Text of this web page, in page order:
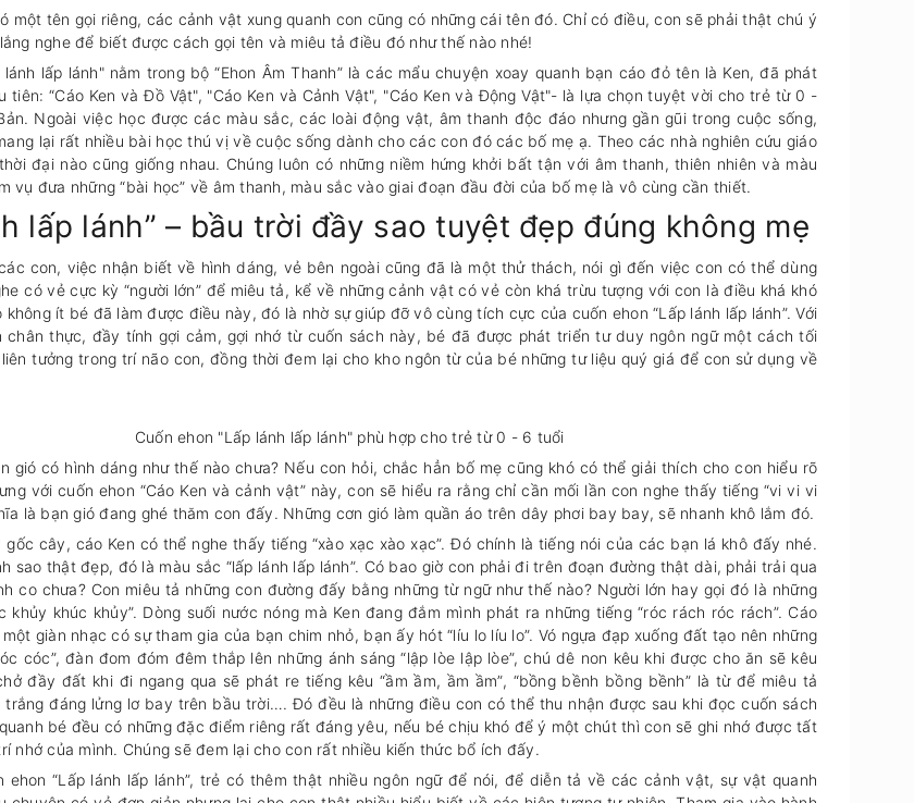
một tên gọi riêng, các cảnh vật xung quanh con cũng có những cái tên đó. Chỉ có điều, con sẽ phải thật chú ý
nghe để biết được cách gọi tên và miêu tả điều đó như thế nào nhé!
lánh lấp lánh" nằm trong bộ “Ehon Âm Thanh” là các mẩu chuyện xoay quanh bạn cáo đỏ tên là Ken, đã phát
tiên: “Cáo Ken và Đồ Vật", "Cáo Ken và Cảnh Vật", "Cáo Ken và Động Vật"- là lựa chọn tuyệt vời cho trẻ từ 0 -
Ngoài việc học được các màu sắc, các loài động vật, âm thanh độc đáo nhưng gần gũi trong cuộc sống,
lại rất nhiều bài học thú vị về cuộc sống dành cho các con đó các bố mẹ ạ. Theo các nhà nghiên cứu giáo
đại nào cũng giống nhau. Chúng luôn có những niềm hứng khởi bất tận với âm thanh, thiên nhiên và màu
vụ đưa những “bài học” về âm thanh, màu sắc vào giai đoạn đầu đời của bố mẹ là vô cùng cần thiết.
lấp lánh” – bầu trời đầy sao tuyệt đẹp đúng không mẹ
con, việc nhận biết về hình dáng, vẻ bên ngoài cũng đã là một thử thách, nói gì đến việc con có thể dùng
có vẻ cực kỳ “người lớn” để miêu tả, kể về những cảnh vật có vẻ còn khá trừu tượng với con là điều khá khó
không ít bé đã làm được điều này, đó là nhờ sự giúp đỡ vô cùng tích cực của cuốn ehon “Lấp lánh lấp lánh”. Với
chân thực, đầy tính gợi cảm, gợi nhớ từ cuốn sách này, bé đã được phát triển tư duy ngôn ngữ một cách tối
tưởng trong trí não con, đồng thời đem lại cho kho ngôn từ của bé những tư liệu quý giá để con sử dụng về
Cuốn ehon "Lấp lánh lấp lánh" phù hợp cho trẻ từ 0 - 6 tuổi
gió có hình dáng như thế nào chưa? Nếu con hỏi, chắc hẳn bố mẹ cũng khó có thể giải thích cho con hiểu rõ
với cuốn ehon “Cáo Ken và cảnh vật” này, con sẽ hiểu ra rằng chỉ cần mối lần con nghe thấy tiếng “vi vi vi
là bạn gió đang ghé thăm con đấy. Những cơn gió làm quần áo trên dây phơi bay bay, sẽ nhanh khô lắm đó.
gốc cây, cáo Ken có thể nghe thấy tiếng “xào xạc xào xạc”. Đó chính là tiếng nói của các bạn lá khô đấy nhé.
sao thật đẹp, đó là màu sắc “lấp lánh lấp lánh”. Có bao giờ con phải đi trên đoạn đường thật dài, phải trải qua
co chưa? Con miêu tả những con đường đấy bằng những từ ngữ như thế nào? Người lớn hay gọi đó là những
khủy khúc khủy”. Dòng suối nước nóng mà Ken đang đắm mình phát ra những tiếng “róc rách róc rách”. Cáo
giàn nhạc có sự tham gia của bạn chim nhỏ, bạn ấy hót “líu lo líu lo”. Vó ngựa đạp xuống đất tạo nên những
cóc”, đàn đom đóm đêm thắp lên những ánh sáng “lập lòe lập lòe”, chú dê non kêu khi được cho ăn sẽ kêu
đầy đất khi đi ngang qua sẽ phát re tiếng kêu “ầm ầm, ầm ầm”, “bồng bềnh bồng bềnh” là từ để miêu tả
trắng đáng lửng lơ bay trên bầu trời…. Đó đều là những điều con có thể thu nhận được sau khi đọc cuốn sách
bé đều có những đặc điểm riêng rất đáng yêu, nếu bé chịu khó để ý một chút thì con sẽ ghi nhớ được tất
nhớ của mình. Chúng sẽ đem lại cho con rất nhiều kiến thức bổ ích đấy.
ehon “Lấp lánh lấp lánh”, trẻ có thêm thật nhiều ngôn ngữ để nói, để diễn tả về các cảnh vật, sự vật quanh